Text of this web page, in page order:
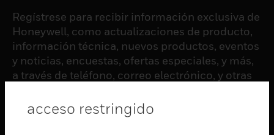
Regístrese para recibir información exclusiva de
Honeywell, como actualizaciones de producto,
información técnica, nuevos productos, eventos
y noticias, encuestas, ofertas especiales, y más,
a través de teléfono, correo electrónico, y otras
acceso restringido